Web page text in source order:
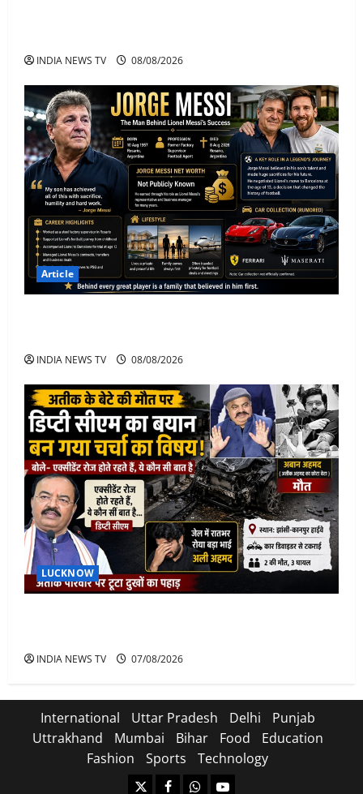
INDIA NEWS TV 08/08/2026
Article
INDIA NEWS TV 08/08/2026
LUCKNOW
INDIA NEWS TV 07/08/2026
International Uttar Pradesh Delhi
Punjab
Uttrakhand
Mumbai Bihar Food
Education
Fashion
Sports Technology
https://x.com
facebook.com
https:/whatsapp.com/
Youtube.com